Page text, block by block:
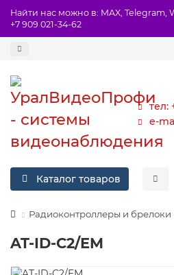
Найти нас можно в: MAX, Telegram,
+7 909 021-34-62
тел:
e-
Каталог товаров
Радиоконтроллеры и брелоки
AT-ID-C2/EM